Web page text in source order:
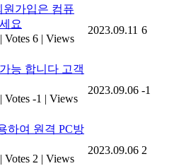
원가입은 컴퓨
요
| Votes 6 | Views
2023.09.11 6
능 합니다 고객
| Votes -1 | Views
2023.09.06 -1
하여 원격 PC방
| Votes 2 | Views
2023.09.06 2